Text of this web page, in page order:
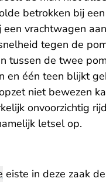
betrokken bij
vrachtwagen
tegen de
tussen de twee
en één teen blijkt
niet bewezen
onvoorzichtig
letsel op.
eiste in deze zaak